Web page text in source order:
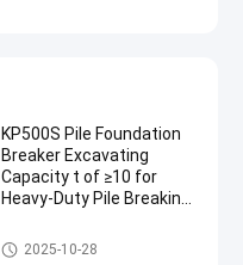
KP500S Pile Foundation
Breaker Excavating
Capacity t of ≥10 for
Heavy-Duty Pile Breaking
hydraulische stapelbreker
2025-10-28